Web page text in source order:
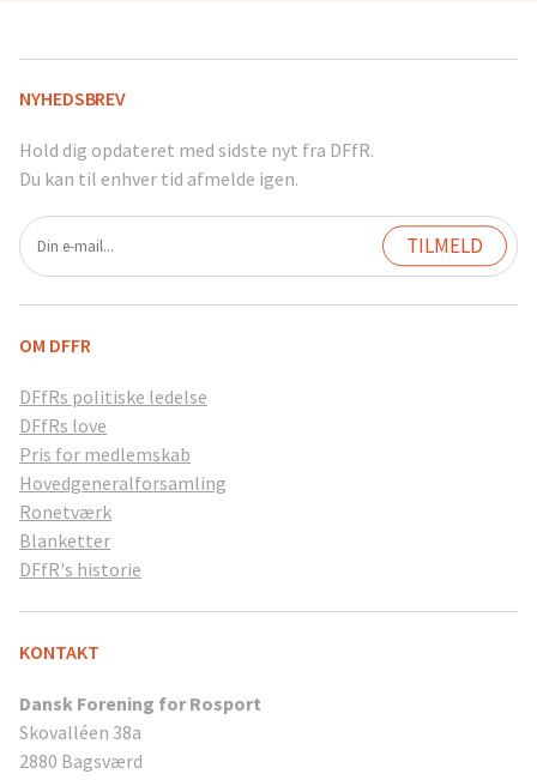
NYHEDSBREV
Hold dig opdateret med sidste nyt fra DFfR.
Du kan til enhver tid afmelde igen.
OM DFFR
DFfRs politiske ledelse
DFfRs love
Pris for medlemskab
Hovedgeneralforsamling
Ronetværk
Blanketter
DFfR's historie
KONTAKT
Dansk Forening for Rosport
Skovalléen 38a
2880 Bagsværd